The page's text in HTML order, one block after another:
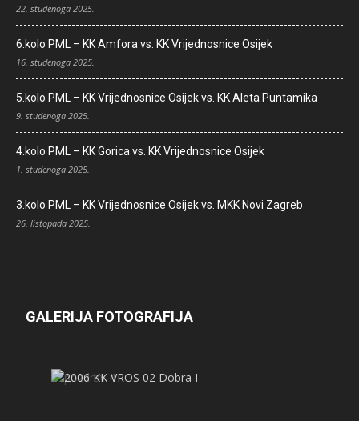
22. studenoga 2025.
6.kolo PML – KK Amfora vs. KK Vrijednosnice Osijek
16. studenoga 2025.
5.kolo PML – KK Vrijednosnice Osijek vs. KK Aleta Puntamika
9. studenoga 2025.
4.kolo PML – KK Gorica vs. KK Vrijednosnice Osijek
1. studenoga 2025.
3.kolo PML – KK Vrijednosnice Osijek vs. MKK Novi Zagreb
26. listopada 2025.
GALERIJA FOTOGRAFIJA